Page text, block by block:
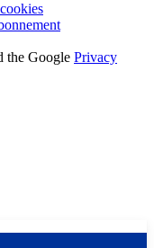
the Google Privacy